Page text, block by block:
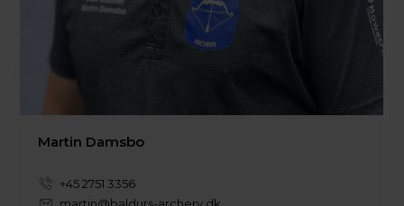
Martin Damsbo
+45 2751 3356
martin@baldurs-archery.dk